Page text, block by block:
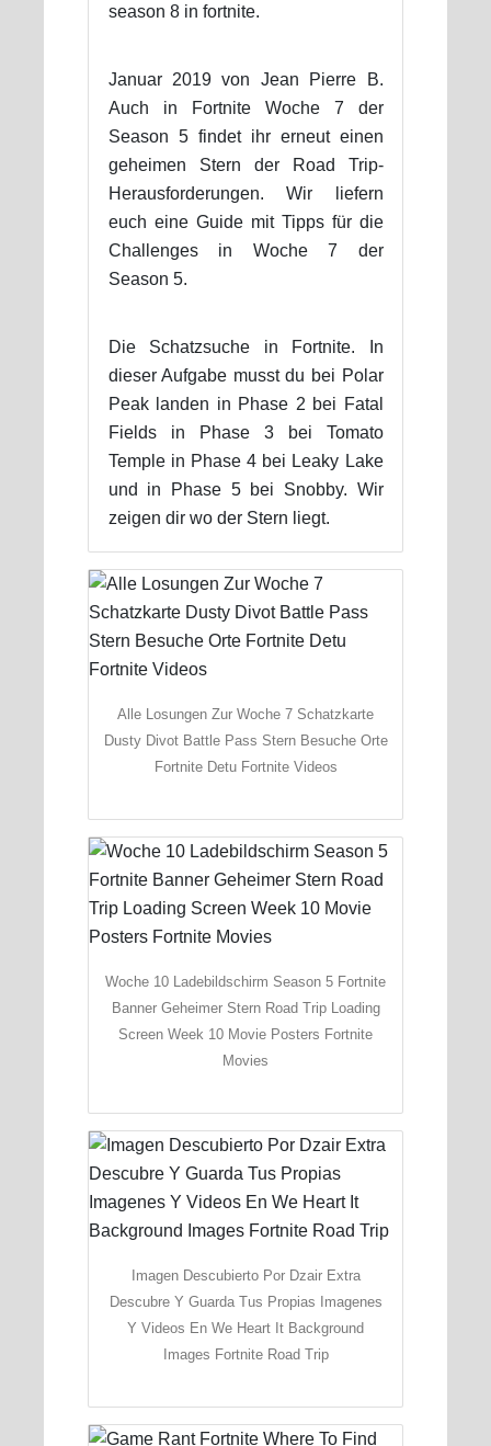
season 8 in fortnite.
Januar 2019 von Jean Pierre B.
Auch in Fortnite Woche 7 der
Season 5 findet ihr erneut einen
geheimen Stern der Road Trip-
Herausforderungen. Wir liefern
euch eine Guide mit Tipps für die
Challenges in Woche 7 der
Season 5.
Die Schatzsuche in Fortnite. In
dieser Aufgabe musst du bei Polar
Peak landen in Phase 2 bei Fatal
Fields in Phase 3 bei Tomato
Temple in Phase 4 bei Leaky Lake
und in Phase 5 bei Snobby. Wir
zeigen dir wo der Stern liegt.
Alle Losungen Zur Woche 7 Schatzkarte
Dusty Divot Battle Pass Stern Besuche Orte
Fortnite Detu Fortnite Videos
Woche 10 Ladebildschirm Season 5 Fortnite
Banner Geheimer Stern Road Trip Loading
Screen Week 10 Movie Posters Fortnite
Movies
Imagen Descubierto Por Dzair Extra
Descubre Y Guarda Tus Propias Imagenes
Y Videos En We Heart It Background
Images Fortnite Road Trip